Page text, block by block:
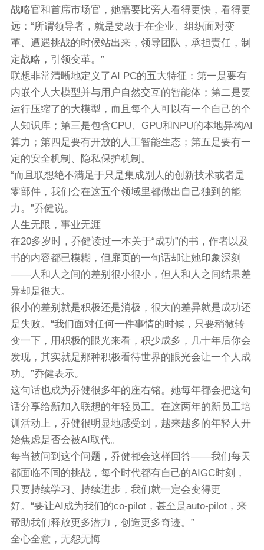
战略官和首席市场官，她需要比旁人看得更快，看得更
远：“所谓领导者，就是要敢于在企业、组织面对变
革、遭遇挑战的时候站出来，领导团队，承担责任，制
定战略，引领变革。”
联想非常清晰地定义了AI PC的五大特征：第一是要有
内嵌个人大模型并与用户自然交互的智能体；第二是要
运行压缩了的大模型，而且每个人可以有一个自己的个
人知识库；第三是包含CPU、GPU和NPU的本地异构AI
算力；第四是要有开放的人工智能生态；第五是要有一
定的安全机制、隐私保护机制。
“而且联想绝不满足于只是集成别人的创新技术或者是
零部件，我们会在这五个领域里都做出自己独到的能
力。”乔健说。
人生无限，事业无涯
在20多岁时，乔健读过一本关于“成功”的书，作者以及
书的内容都已模糊，但扉页的一句话却让她印象深刻
——人和人之间的差别很小很小，但人和人之间结果差
异却是很大。
很小的差别就是积极还是消极，很大的差异就是成功还
是失败。“我们面对任何一件事情的时候，只要稍微转
变一下，用积极的眼光来看，积少成多，几十年后你会
发现，其实就是那种积极看待世界的眼光会让一个人成
功。”乔健表示。
这句话也成为乔健很多年的座右铭。她每年都会把这句
话分享给新加入联想的年轻员工。在这两年的新员工培
训活动上，乔健很明显地感受到，越来越多的年轻人开
始焦虑是否会被AI取代。
每当被问到这个问题，乔健都会这样回答——我们每天
都面临不同的挑战，每个时代都有自己的AIGC时刻，
只要持续学习、持续进步，我们就一定会变得更
好。“要让AI成为我们的co-pilot，甚至是auto-pilot，来
帮助我们释放更多潜力，创造更多奇迹。”
全心全意，无怨无悔